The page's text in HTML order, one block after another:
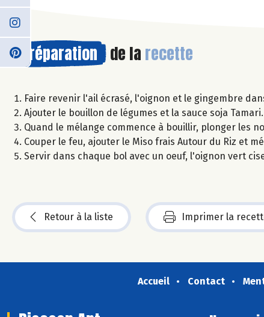
Préparation de la recette
Faire revenir l'ail écrasé, l'oignon et le gingembre
Ajouter le bouillon de légumes et la sauce soja Tamari.
Quand le mélange commence à bouillir, plonger les
Couper le feu, ajouter le Miso frais Autour du Riz et
Servir dans chaque bol avec un oeuf, l'oignon vert
Retour à la liste Imprimer la
Accueil Contact